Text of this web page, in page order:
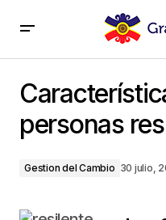
personas
Gestion del Cambio 30 julio,